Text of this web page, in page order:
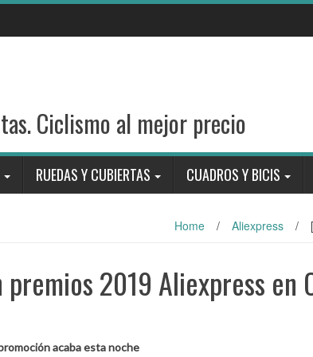
Ciclismo al mejor precio
RUEDAS Y CUBIERTAS CUADROS Y BICIS
Home / Aliexpress /
2019 Aliexpress en
acaba esta noche